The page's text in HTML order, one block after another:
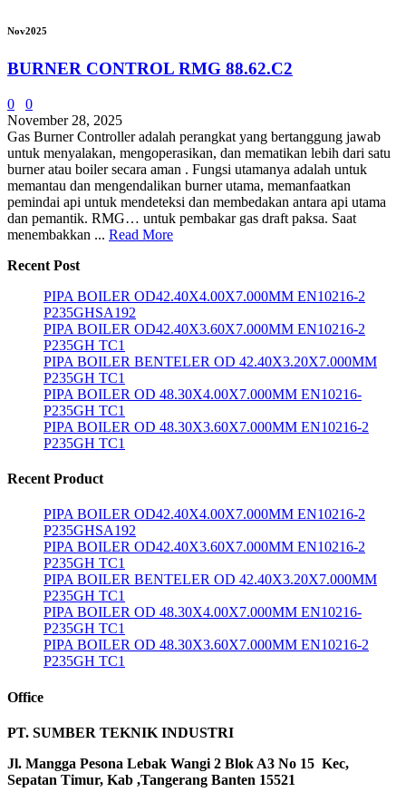
Nov2025
BURNER CONTROL RMG 88.62.C2
0
0
November 28, 2025
Gas Burner Controller adalah perangkat yang bertanggung jawab
untuk menyalakan, mengoperasikan, dan mematikan lebih dari satu
burner atau boiler secara aman . Fungsi utamanya adalah untuk
memantau dan mengendalikan burner utama, memanfaatkan
pemindai api untuk mendeteksi dan membedakan antara api utama
dan pemantik. RMG… untuk pembakar gas draft paksa. Saat
menembakkan ... Read More
Recent Post
PIPA BOILER OD42.40X4.00X7.000MM EN10216-2
P235GHSA192
PIPA BOILER OD42.40X3.60X7.000MM EN10216-2
P235GH TC1
PIPA BOILER BENTELER OD 42.40X3.20X7.000MM
P235GH TC1
PIPA BOILER OD 48.30X4.00X7.000MM EN10216-
P235GH TC1
PIPA BOILER OD 48.30X3.60X7.000MM EN10216-2
P235GH TC1
Recent Product
PIPA BOILER OD42.40X4.00X7.000MM EN10216-2
P235GHSA192
PIPA BOILER OD42.40X3.60X7.000MM EN10216-2
P235GH TC1
PIPA BOILER BENTELER OD 42.40X3.20X7.000MM
P235GH TC1
PIPA BOILER OD 48.30X4.00X7.000MM EN10216-
P235GH TC1
PIPA BOILER OD 48.30X3.60X7.000MM EN10216-2
P235GH TC1
Office
PT. SUMBER TEKNIK INDUSTRI
Jl. Mangga Pesona Lebak Wangi 2 Blok A3 No 15 Kec,
Sepatan Timur, Kab ,Tangerang Banten 15521